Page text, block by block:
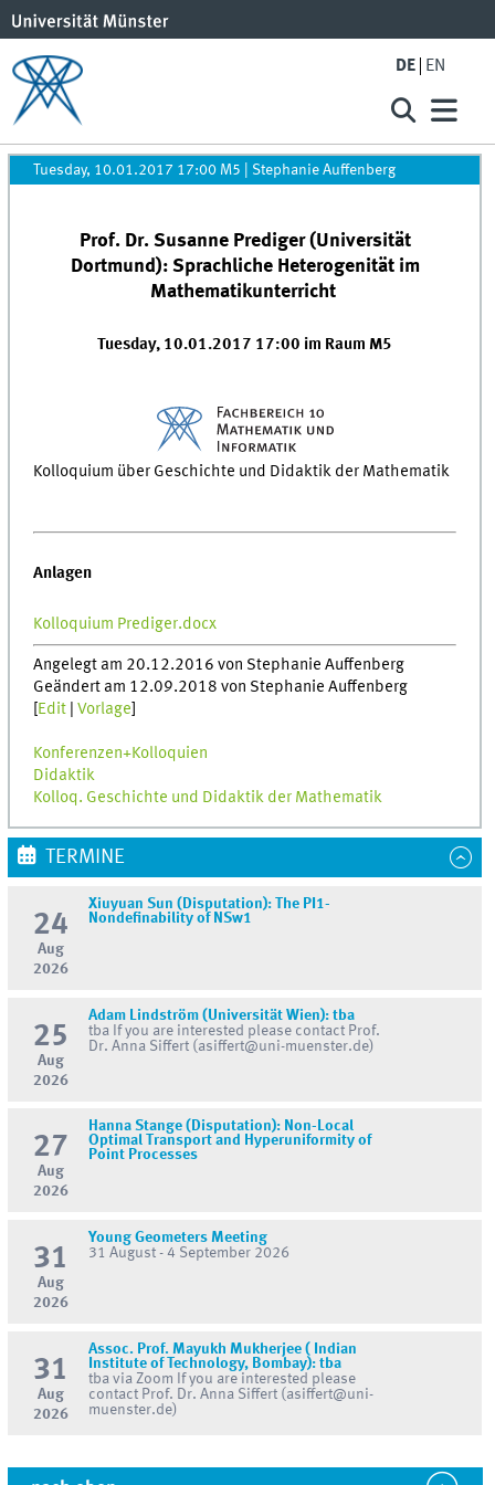
DE EN
Tuesday, 10.01.2017 17:00 M5 Stephanie Auffenberg
Prof. Dr. Susanne Prediger (Universität
Dortmund): Sprachliche Heterogenität im
Mathematikunterricht
Tuesday, 10.01.2017 17:00 im Raum M5
Kolloquium über Geschichte und Didaktik der Mathematik
Anlagen
Kolloquium Prediger.docx
Angelegt am 20.12.2016 von Stephanie Auffenberg
Geändert am 12.09.2018 von Stephanie Auffenberg
Edit |Vorlage
Konferenzen+Kolloquien
Didaktik
Kolloq. Geschichte und Didaktik der Mathematik
TERMINE
24
Aug
2026
Xiuyuan Sun (Disputation): The PI1-
Nondefinability of NSw1
25
Aug
2026
Adam Lindström (Universität Wien): tba
tba If you are interested please contact Prof.
Dr. Anna Siffert (asiffert@uni-muenster.de)
27
Aug
2026
Hanna Stange (Disputation): Non-Local
Optimal Transport and Hyperuniformity of
Point Processes
31
Aug
2026
Young Geometers Meeting
31 August - 4 September 2026
31
Aug
2026
Assoc. Prof. Mayukh Mukherjee ( Indian
Institute of Technology, Bombay): tba
tba via Zoom If you are interested please
contact Prof. Dr. Anna Siffert (asiffert@uni-
muenster.de)